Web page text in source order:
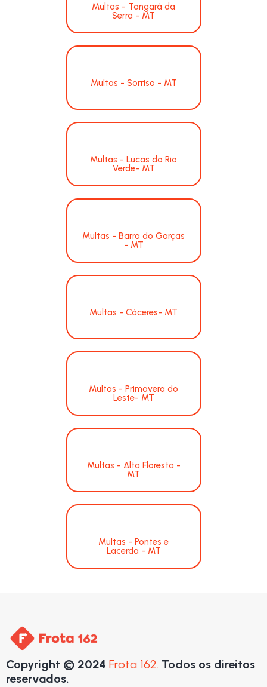
Multas - Tangará da
Serra - MT
Multas - Sorriso - MT
Multas - Lucas do Rio
Verde- MT
Multas - Barra do Garças
- MT
Multas - Cáceres- MT
Multas - Primavera do
Leste- MT
Multas - Alta Floresta -
MT
Multas - Pontes e
Lacerda - MT
Copyright © 2024 Frota 162. Todos os direitos
reservados.